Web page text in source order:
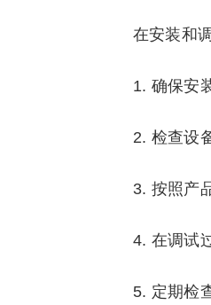
在安装和
1. 确保安
2. 检查设
3. 按照产
4. 在调试
5. 定期检